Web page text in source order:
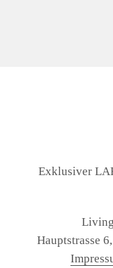
Exklusiver
Hauptstrasse